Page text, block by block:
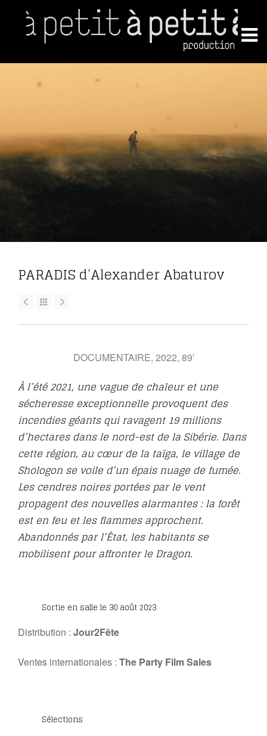
PARADIS d’Alexander Abaturov
DOCUMENTAIRE, 2022, 89′
À l’été 2021, une vague de chaleur et une
sécheresse exceptionnelle provoquent des
incendies géants qui ravagent 19 millions
d’hectares dans le nord-est de la Sibérie. Dans
cette région, au cœur de la taïga, le village de
Shologon se voile d’un épais nuage de fumée.
Les cendres noires portées par le vent
propagent des nouvelles alarmantes : la forêt
est en feu et les flammes approchent.
Abandonnés par l’État, les habitants se
mobilisent pour affronter le Dragon.
Sortie en salle le 30 août 2023
Distribution : Jour2Fête
Ventes internationales : The Party Film Sales
Sélections